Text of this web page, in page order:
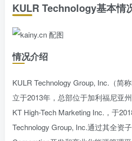
KULR Technology基本情
情况介绍
KULR Technology Group, Inc.（简
立于2013年，总部位于加利福尼亚
KT High-Tech Marketing Inc.，于
Technology Group, Inc.通过其全资